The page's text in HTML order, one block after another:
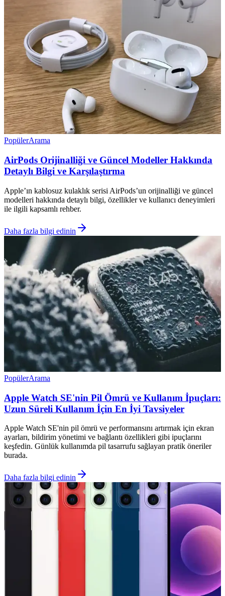
PopülerArama
AirPods Orijinalliği ve Güncel Modeller Hakkında
Detaylı Bilgi ve Karşılaştırma
Apple’ın kablosuz kulaklık serisi AirPods’un orijinalliği ve güncel
modelleri hakkında detaylı bilgi, özellikler ve kullanıcı deneyimleri
ile ilgili kapsamlı rehber.
Daha fazla bilgi edinin
PopülerArama
Apple Watch SE'nin Pil Ömrü ve Kullanım İpuçları:
Uzun Süreli Kullanım İçin En İyi Tavsiyeler
Apple Watch SE'nin pil ömrü ve performansını artırmak için ekran
ayarları, bildirim yönetimi ve bağlantı özellikleri gibi ipuçlarını
keşfedin. Günlük kullanımda pil tasarrufu sağlayan pratik öneriler
burada.
Daha fazla bilgi edinin